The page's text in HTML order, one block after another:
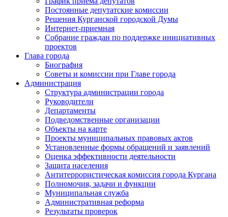
Постоянные депутатские комиссии
Решения Курганской городской Думы
Интернет-приемная
Собрание граждан по поддержке инициативных
проектов
Глава города
Биография
Советы и комиссии при Главе города
Администрация
Структура администрации города
Руководители
Департаменты
Подведомственные организации
Объекты на карте
Проекты муниципальных правовых актов
Установленные формы обращений и заявлений
Оценка эффективности деятельности
Защита населения
Антитеррористическая комиссия города Кургана
Полномочия, задачи и функции
Муниципальная служба
Административная реформа
Результаты проверок